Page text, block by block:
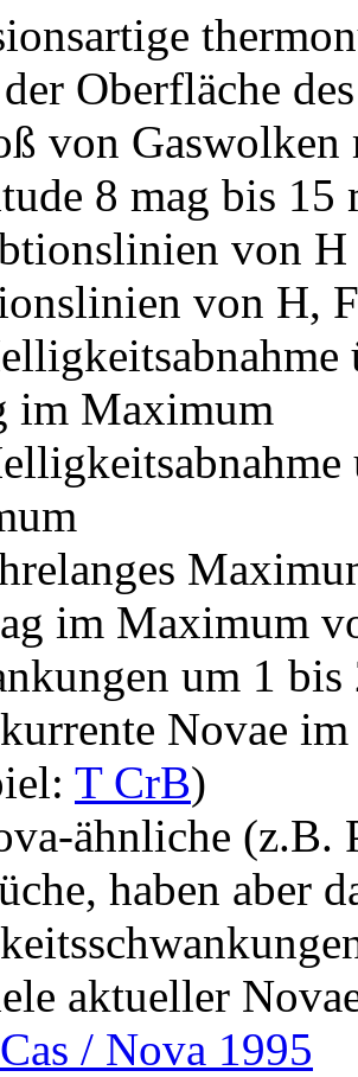
Oberfläche
von
8 mag bis 15
von
von H,
im Maximum
im Maximum
um 1
Novae
T CrB)
ähnliche (z.B.
haben aber
aktueller
/ Nova 1995